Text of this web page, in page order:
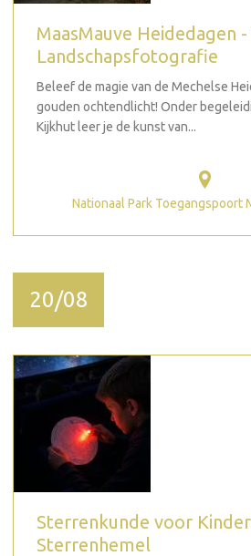
MaasMauve Heidedagen
Landschapsfotografie
Beleef de magie van de Mechelse
gouden ochtendlicht! Onder
Kijkhut leer je de kunst van...
Nationaal Park Toegangspoort
20/08
Sterrenkunde voor
Sterrenhemel